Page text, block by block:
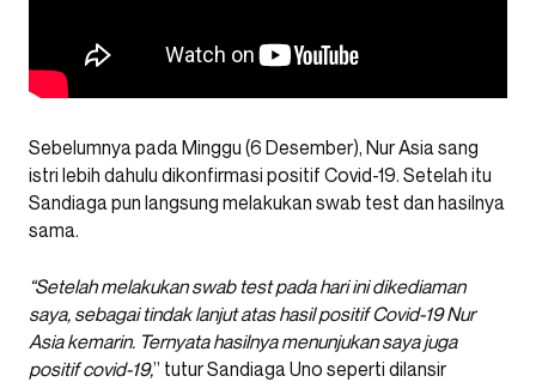
Sebelumnya pada Minggu (6 Desember), Nur Asia sang
istri lebih dahulu dikonfirmasi positif Covid-19. Setelah itu
Sandiaga pun langsung melakukan swab test dan hasilnya
sama.
“Setelah melakukan swab test pada hari ini dikediaman
saya, sebagai tindak lanjut atas hasil positif Covid-19 Nur
Asia kemarin. Ternyata hasilnya menunjukan saya juga
positif covid-19,” tutur Sandiaga Uno seperti dilansir